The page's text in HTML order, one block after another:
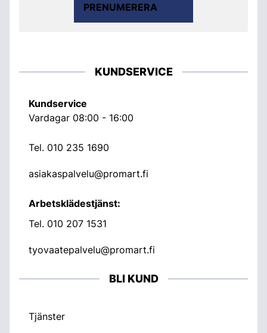
PRENUMERERA
KUNDSERVICE
Kundservice
Vardagar 08:00 - 16:00
Tel. 010 235 1690
asiakaspalvelu@promart.fi
Arbetsklädestjänst:
Tel. 010 207 1531
tyovaatepalvelu@promart.fi
BLI KUND
Tjänster